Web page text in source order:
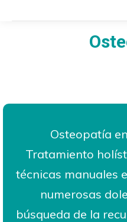
Osteopatía
Tratamiento
técnicas manuales
numerosas
búsqueda de la